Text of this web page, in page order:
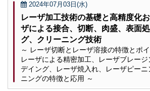
2024年07月03日(水)
レーザ加工技術の基礎と高精度化
ザによる接合、切断、肉盛、表面
グ、クリーニング技術
～ レーザ切断とレーザ溶接の特徴とポ
レーザによる精密加工、レーザブレー
デイング、レーザ焼入れ、レーザピー
ニングの特徴と応用 ～